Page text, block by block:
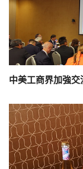
中美工商界加強